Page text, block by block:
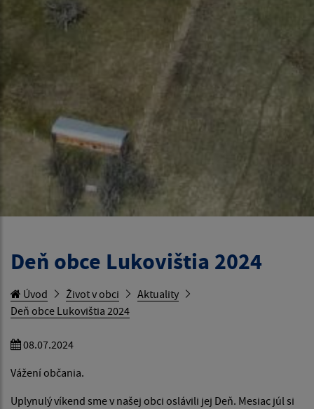
Deň obce Lukovištia 2024
Úvod Život v obci
Aktuality
Deň obce Lukovištia 2024
08.07.2024
Vážení občania.
Uplynulý víkend sme v našej obci oslávili jej Deň. Mesiac júl si